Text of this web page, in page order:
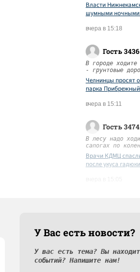
Власти
шумными
вчера в 15:18
Гость 3436
В городе
- грунтовые
Челнинцы просят
парка
вчера в 15:11
Гость 3474
В лесу надо
сапогах по
Врачи КДМЦ
после укуса гадюки
У Вас есть новости?
У вас есть тема? Вы
событий? Напишите нам!